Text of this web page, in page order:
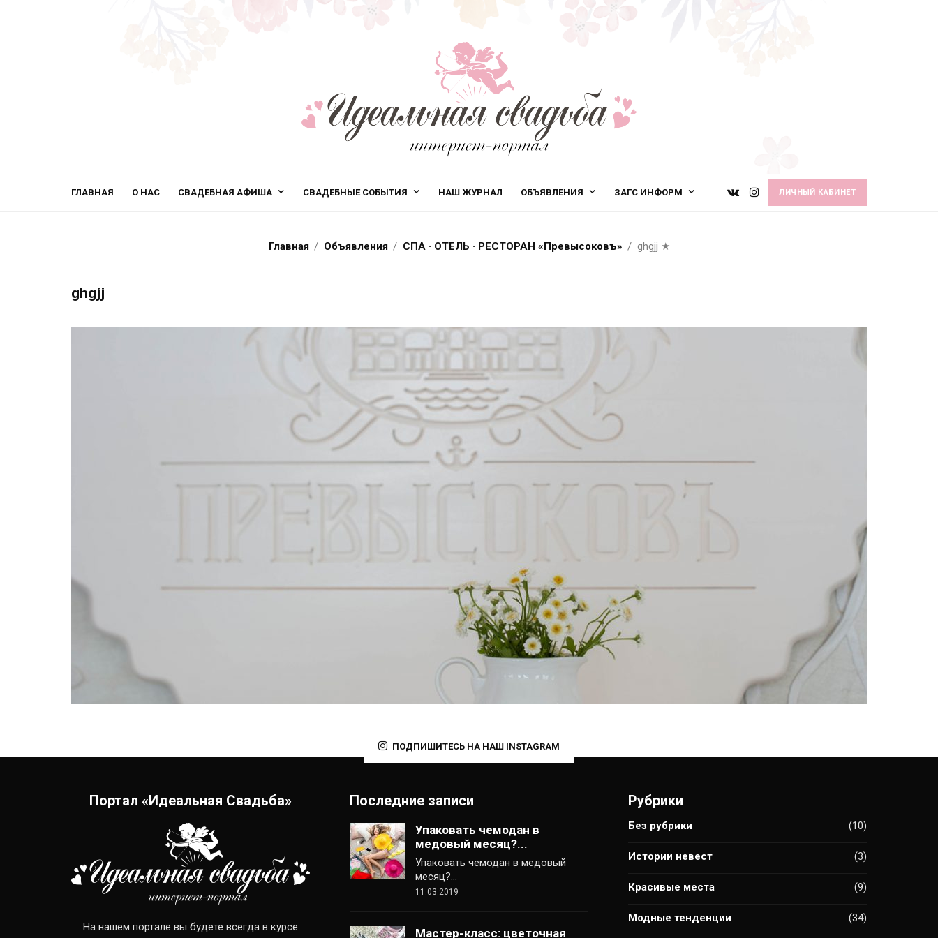
ГЛАВНАЯ О НАС СВАДЕБНАЯ АФИША СВАДЕБНЫЕ СОБЫТИЯ НАШ ЖУРНАЛ ОБЪЯВЛЕНИЯ ЗАГС ИНФОРМ ЛИЧНЫЙ КАБИНЕТ
Главная Объявления СПА · ОТЕЛЬ · РЕСТОРАН «Превысоковъ» ghgjj ★
ghgjj
ПОДПИШИТЕСЬ НА НАШ INSTAGRAM
Портал «Идеальная Свадьба»
На нашем портале вы будете всегда в курсе
Последние записи
Упаковать чемодан в
медовый месяц?...
Упаковать чемодан в медовый
месяц?…
11.03.2019
Мастер-класс: цветочная
Рубрики
Без рубрики (10)
Истории невест (3)
Красивые места (9)
Модные тенденции (34)